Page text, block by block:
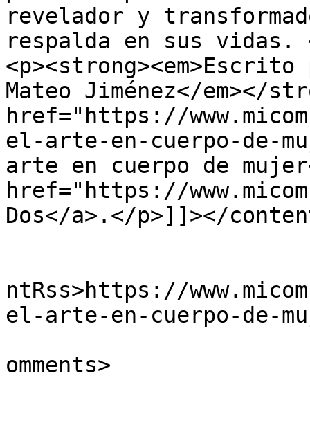
revelador y
respalda en sus vidas.
Mateo Jiménez</em></
href="https://
el-arte-en-cuerpo-de-
arte en cuerpo de
href="https://
Dos</a>.</p>]]></
ntRss>https://
el-arte-en-cuerpo-de-
omments>